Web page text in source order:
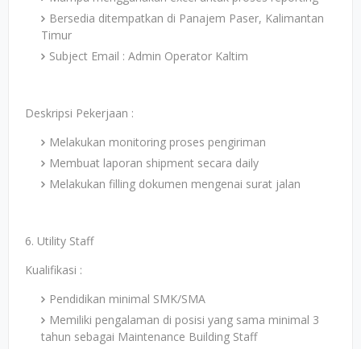
Bersedia ditempatkan di Panajem Paser, Kalimantan
Timur
Subject Email : Admin Operator Kaltim
Deskripsi Pekerjaan :
Melakukan monitoring proses pengiriman
Membuat laporan shipment secara daily
Melakukan filling dokumen mengenai surat jalan
6. Utility Staff
Kualifikasi :
Pendidikan minimal SMK/SMA
Memiliki pengalaman di posisi yang sama minimal 3
tahun sebagai Maintenance Building Staff